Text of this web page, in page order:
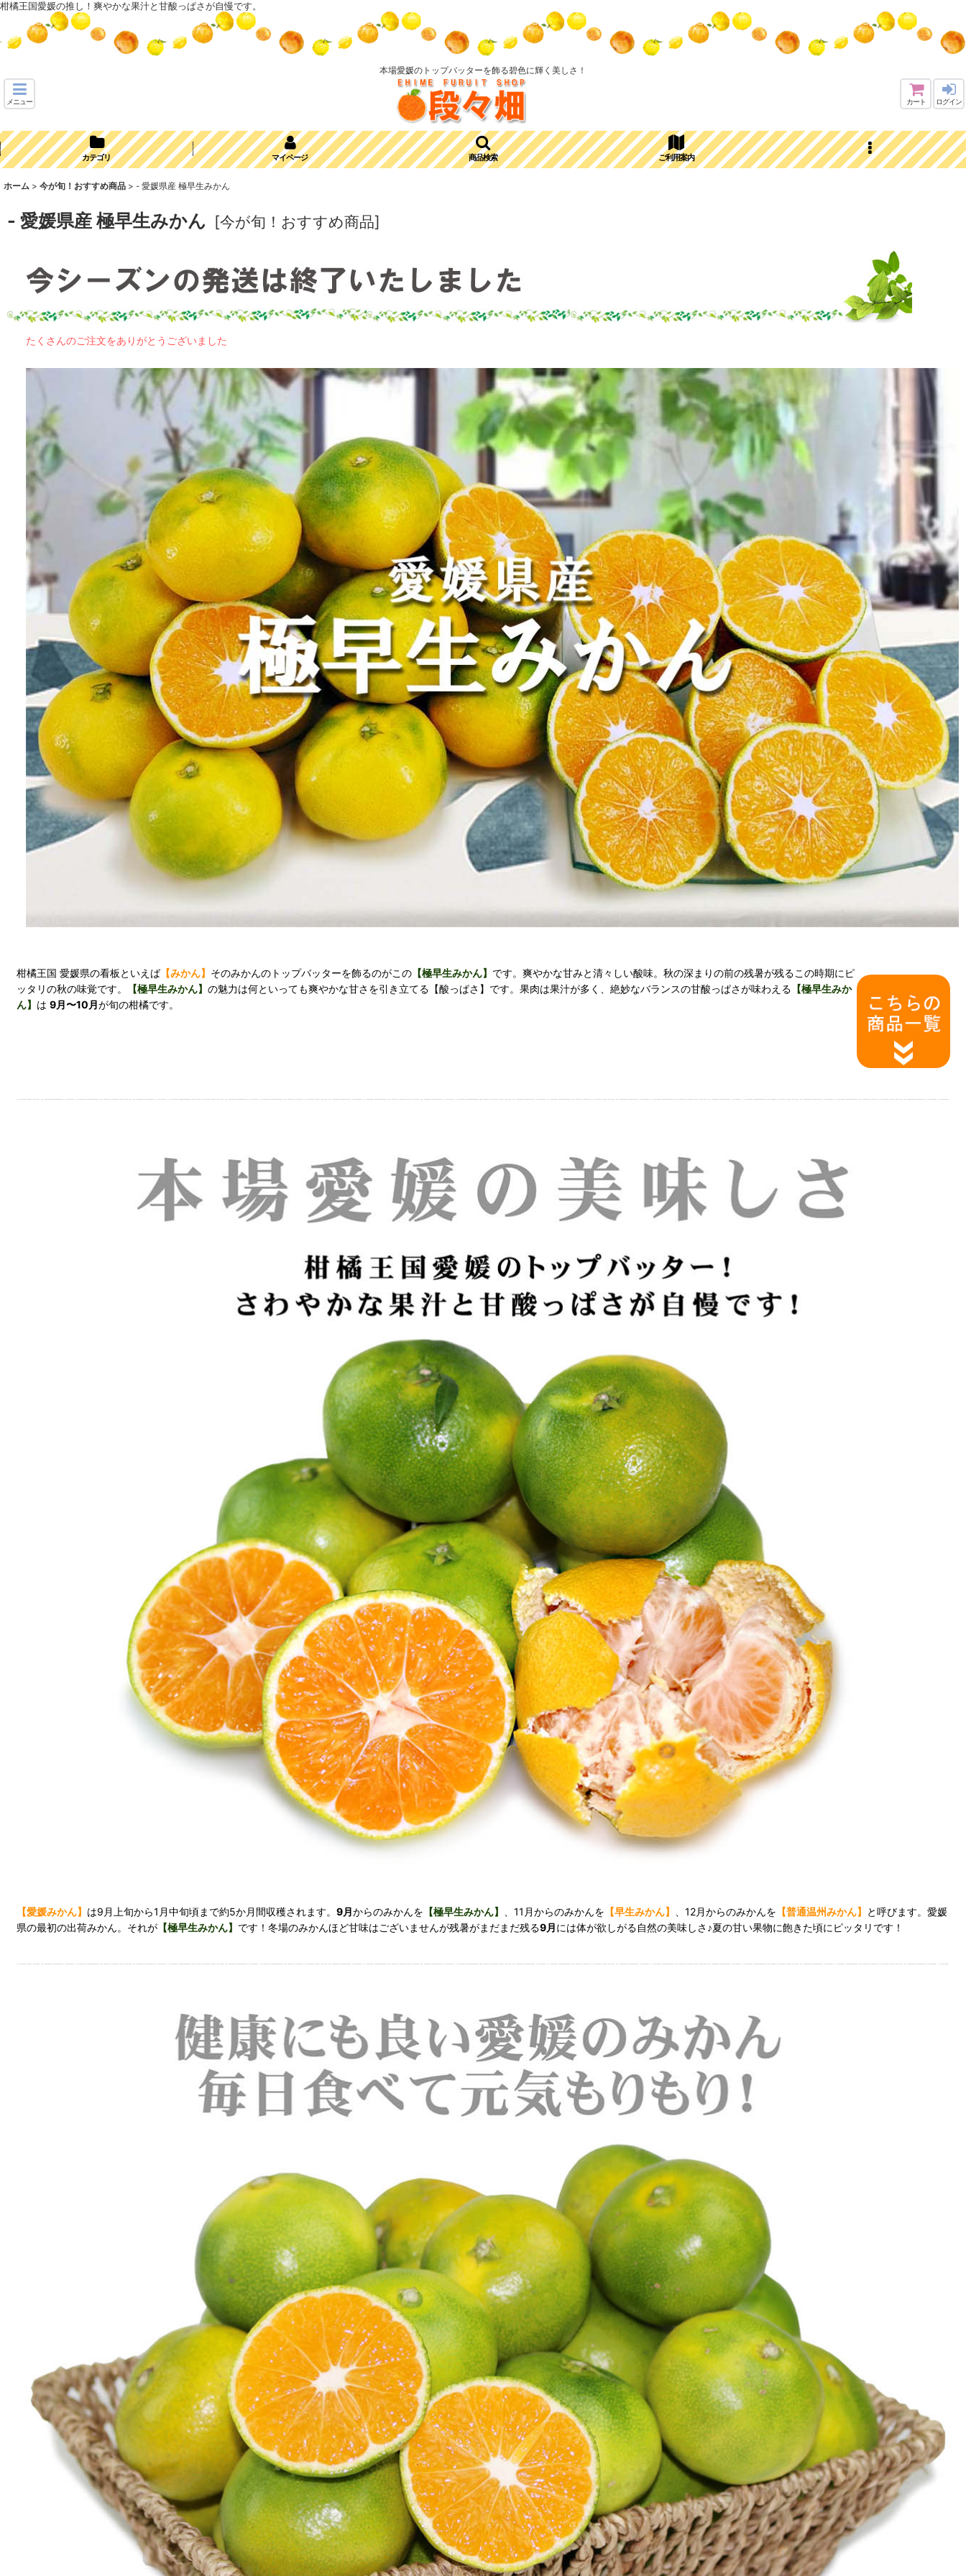
柑橘王国愛媛の推し！爽やかな果汁と甘酸っぱさが自慢です。
本場愛媛のトップバッターを飾る碧色に輝く美しさ！
メニュー カート ログイン
カテゴリ マイページ 商品検索 ご利用案内
ホーム > 今が旬！おすすめ商品 > - 愛媛県産 極早生みかん
- 愛媛県産 極早生みかん [今が旬！おすすめ商品]
たくさんのご注文をありがとうございました
柑橘王国 愛媛県の看板といえば【みかん】 そのみかんのトップバッターを飾るのがこの 【極早生みかん】 です。爽やかな甘みと清々しい酸味。秋の深まりの前の残暑が残るこの時期にピ
ッタリの秋の味覚です。
【極早生みかん】の魅力は何といっても爽やかな甘さを引き立てる【酸っぱさ】です。果肉は果汁が多く、絶妙なバランスの甘酸っぱさが味わえる 【極早生みか
ん】 は9月〜10月が旬の柑橘です。
【愛媛みかん】 は9月上旬から1月中旬頃まで約5か月間収穫されます。9月からのみかんを 【極早生みかん】 、11月からのみかんを 【早生みかん】 、12月からのみかんを 【普通温州みかん】
と呼びます。愛媛
県の最初の出荷みかん。それが 【極早生みかん】 です！冬場のみかんほど甘味はございませんが残暑がまだまだ残る9月には体が欲しがる自然の美味しさ♪夏の甘い果物に飽きた頃にピッタリです！